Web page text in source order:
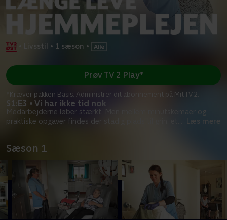
Livsstil • 1 sæson •
S1:E3 • Vi har ikke tid nok
Medarbejderne løber stærkt. Men mellem minutskemaer og
praktiske opgaver findes der stadig plads til grin, et
Læs mere
Prøv TV 2 Play*
*Kræver pakken Basis. Administrer dit abonnement på Mit TV 2.
Sæson 1